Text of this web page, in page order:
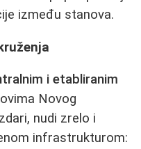
između stanova.
i etabliranim
Novog
nudi zrelo i
infrastrukturom: